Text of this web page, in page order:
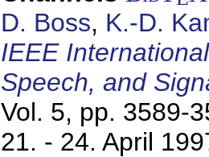
D. Boss, K.-D.
IEEE
Speech, and
Vol. 5, pp. 3589-
21. - 24. April